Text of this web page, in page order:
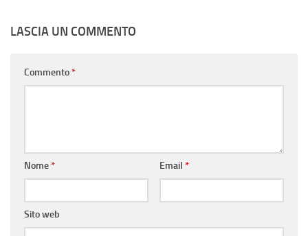
LASCIA UN COMMENTO
Commento*
Nome* Email *
Sito web